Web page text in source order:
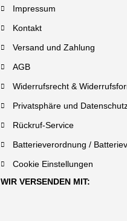
Impressum
Kontakt
Versand und Zahlung
AGB
Widerrufsrecht &
Privatsphäre und
Rückruf-Service
Batterieverordnung /
Cookie Einstellungen
WIR VERSENDEN MIT: